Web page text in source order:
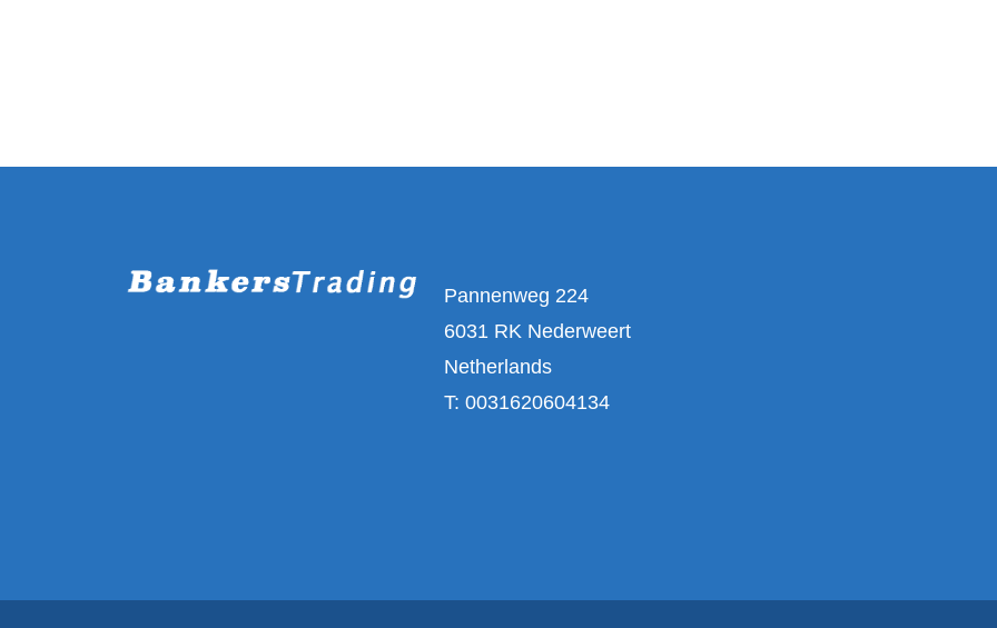
Pannenweg 224
6031 RK Nederweert
Netherlands
T: 0031620604134